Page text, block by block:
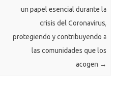
un papel esencial durante la
crisis del Coronavirus,
protegiendo y contribuyendo a
las comunidades que los
acogen →